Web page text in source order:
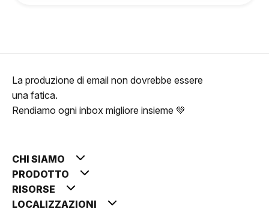
La produzione di email non dovrebbe essere
una fatica.
Rendiamo ogni inbox migliore insieme 💚
CHI SIAMO
PRODOTTO
RISORSE
LOCALIZZAZIONI